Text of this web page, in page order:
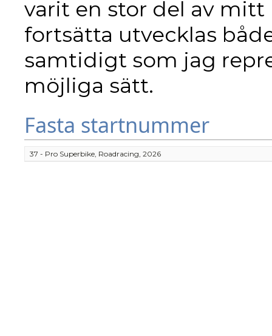
varit en stor del av
fortsätta utvecklas
samtidigt som jag
möjliga sätt.
Fasta startnummer
37 - Pro Superbike, Roadracing, 2026